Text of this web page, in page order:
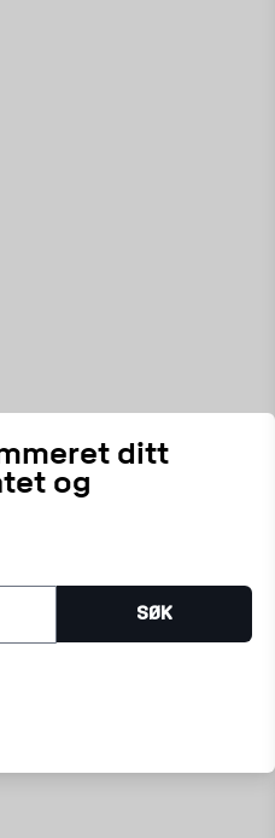
ditt
og
SØK
en lengde på 30 cm er
overflater med grovere
i kassen